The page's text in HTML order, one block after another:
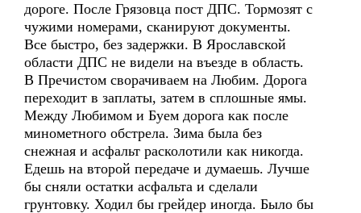
дороге. После Грязовца пост ДПС. Тормозят с
чужими номерами, сканируют документы.
Все быстро, без задержки. В Ярославской
области ДПС не видели на въезде в область.
В Пречистом сворачиваем на Любим. Дорога
переходит в заплаты, затем в сплошные ямы.
Между Любимом и Буем дорога как после
минометного обстрела. Зима была без
снежная и асфальт расколотили как никогда.
Едешь на второй передаче и думаешь. Лучше
бы сняли остатки асфальта и сделали
грунтовку. Ходил бы грейдер иногда. Было бы